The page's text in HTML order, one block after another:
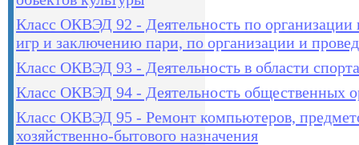
Класс ОКВЭД 92 - Деятельность по организации
игр и заключению пари, по организации и
Класс ОКВЭД 93 - Деятельность в области
Класс ОКВЭД 94 - Деятельность общественных
Класс ОКВЭД 95 - Ремонт компьютеров,
хозяйственно-бытового назначения